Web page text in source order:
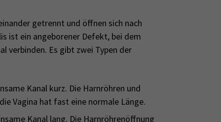
getrennt und öffnen sich nach
ist ein angeborener Defekt, bei dem
verbinden. Es gibt zwei Typen der
Kanal kurz. Die Harnröhren und
Vagina hat fast eine normale Länge.
Kanal lang. Die Harnröhrenöffnung